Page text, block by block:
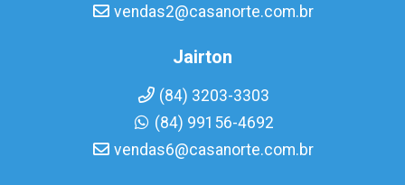
vendas2@casanorte.com.br
Jairton
(84) 3203-3303
(84) 99156-4692
vendas6@casanorte.com.br